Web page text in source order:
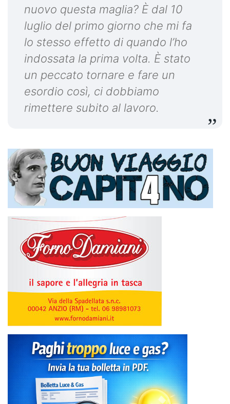
nuovo questa maglia? È dal 10
luglio del primo giorno che mi fa
lo stesso effetto di quando l’ho
indossata la prima volta. È stato
un peccato tornare e fare un
esordio così, ci dobbiamo
rimettere subito al lavoro.